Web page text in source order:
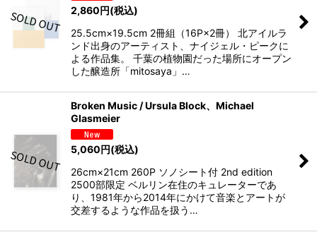
2,860円(税込)
25.5cm×19.5cm 2冊組（16P×2冊） 北アイルラ
ンド出身のアーティスト、ナイジェル・ピークに
よる作品集。 千葉の植物園だった場所にオープン
した醸造所「mitosaya」…
Broken Music / Ursula Block、Michael
Glasmeier
5,060円(税込)
26cm×21cm 260P ソノシート付 2nd edition
2500部限定 ベルリン在住のキュレーターであ
り、1981年から2014年にかけて音楽とアートが
交差するような作品を扱う…